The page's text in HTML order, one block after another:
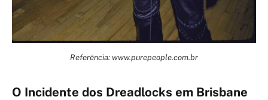
Referência: www.purepeople.com.br
O Incidente dos Dreadlocks em Brisbane